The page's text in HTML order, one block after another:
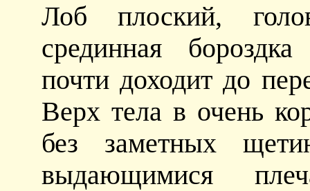
Лоб плоский,
срединная бороздка
почти доходит до
Верх тела в очень
без заметных
выдающимися